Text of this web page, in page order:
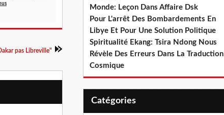
pas Libreville"
Monde: Leçon Dans Affaire Dsk
Pour L'arrêt Des Bombardements En
Libye Et Pour Une Solution Politique
Spiritualité Ekang: Tsira Ndong Nous
Révèle Des Erreurs Dans La Traduction
Cosmique
Catégories